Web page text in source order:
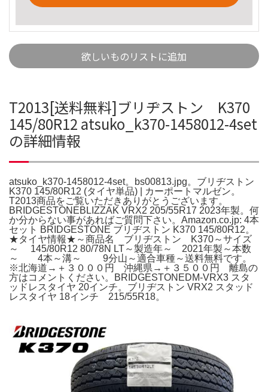
欲しいものリストに追加
T2013[送料無料]ブリヂストン K370
145/80R12 atsuko_k370-1458012-4set
の詳細情報
atsuko_k370-1458012-4set。bs00813.jpg。ブリヂストン
K370 145/80R12 (タイヤ単品) | カーポートマルゼン。
T2013商品をご覧いただきありがとうございます。
BRIDGESTONEBLIZZAK VRX2 205/55R17 2023年製。何
か分からない事があればご質問下さい。Amazon.co.jp: 4本
セット BRIDGESTONE ブリヂストン K370 145/80R12。
★タイヤ情報★～商品名 ブリヂストン K370～サイズ
～ 145/80R12 80/78N LT～製造年～ 2021年製～本数
～ 4本～溝～ 9分山～適合車種～送料無料です。
※北海道→＋３０００円 沖縄県→＋３５００円 離島の
方はコメントください。BRIDGESTONEDM-VRX3 スタ
ッドレスタイヤ 20インチ。ブリヂストン VRX2 スタッド
レスタイヤ 18インチ 215/55R18。